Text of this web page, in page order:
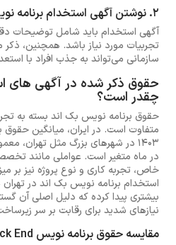
2. نوشتن آگهی استخدام برنامه نویس بک اند
آگهی استخدام باید شامل توضیحات
تجربیات مورد نیاز باشد. همچنین،
سازمانی می‌تواند به جذب افراد با
حقوق ذکر شده در آگهی‌ های
چقدر است؟
حقوق برنامه نویس بک اند بسته به
متفاوت است. در ایران، میانگین حقوق
در ماه متغیر است. عواملی مانند
خاص، تجربه کاری و نوع پروژه نیز بر
استخدام برنامه نویس بک اند در
بیشتری پیدا کرده که دلیل اصلی آن
نیازهای شدید برای رقابت بر سر
مقایسه حقوق برنامه نویس Back End با برنامه نویسان دیگر